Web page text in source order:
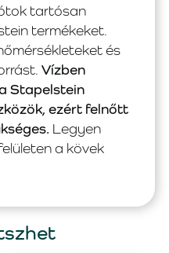
tartósan
termékeket.
és
Vízben
Stapelstein
ezért felnőtt
Legyen
a kövek